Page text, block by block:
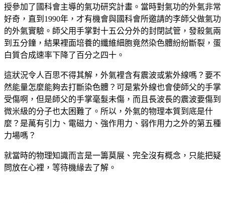
授參加了國科會主導的氣功研究計畫。當時對氣功的外氣非常
好奇，直到1990年，才有機會與國科會所邀請的李師父做氣功
的外氣實驗。師父用手掌對十五公分外的封閉試管，發殺氣兩
到五分鐘，結果裡面培養的纖維細胞竟然染色體紛紛斷裂，蛋
白質合成速率下降了百分之四十。
這狀況令人百思不得其解，外氣裡含有震波或紫外線嗎？要不
然能量怎麼能夠去打斷染色體？可是紫外線也會使師父的手掌
受傷啊，但是師父的手掌毫髮未傷，而且長波長的震波要傷到
微米級的分子也太困難了。所以，外氣的物理本質到底是什
麼？是萬有引力、電磁力、強作用力、弱作用力之外的第五種
力場嗎？
就當時的物理知識而言是一籌莫展、完全沒有概念，只能把疑
問放在心裡，等待機緣去了解。